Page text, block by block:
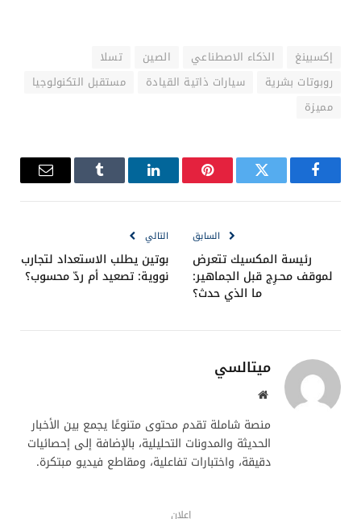
إكسبينغ الذكاء الاصطناعي الصين
تسلا
روبوتات بشرية
سيارات ذاتية القيادة
مستقبل التكنولوجيا
مميزة
فيسبوك تويتر بينتيريستلينكدإن Tumblr
البريد
السابق
رئيسة المكسيك تتعرض
لموقف محـرِج قبل الجماهير:
ما الذي حدث؟
التالي
بوتين يطلب الاستعداد لتجارب
نووية: تصعيد أم ردّ محسوب؟
ميتالسي
موقع
منصة شاملة تقدم محتوى متنوعًا يجمع بين الأخبار
الحديثة والمدونات التحليلية، بالإضافة إلى إحصائيات
دقيقة، واختبارات تفاعلية، ومقاطع فيديو مبتكرة.
إعلان